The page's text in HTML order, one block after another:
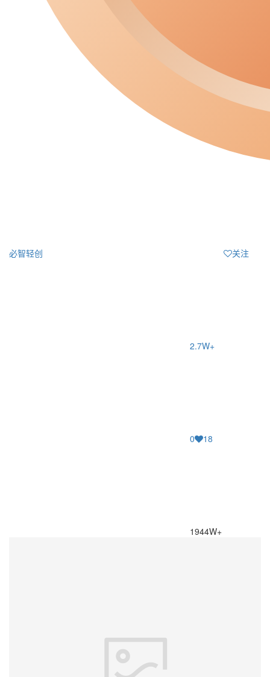
必智轻创 关注
2.7W+
0 18
1944W+